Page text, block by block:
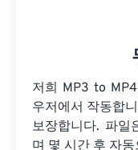
저희 MP3 to
우저에서 작동합
보장합니다. 파일
며 몇 시간 후 자